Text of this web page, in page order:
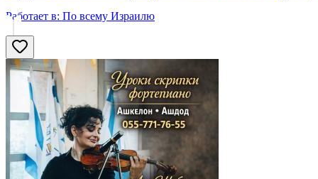
Работает в: По всему Израилю